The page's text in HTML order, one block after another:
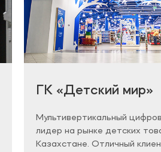
ГК «Детский мир»
Мультивертикальный
лидер на рынке детских
Казахстане. Отличный